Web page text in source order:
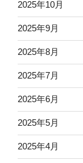
2025年10月
2025年9月
2025年8月
2025年7月
2025年6月
2025年5月
2025年4月